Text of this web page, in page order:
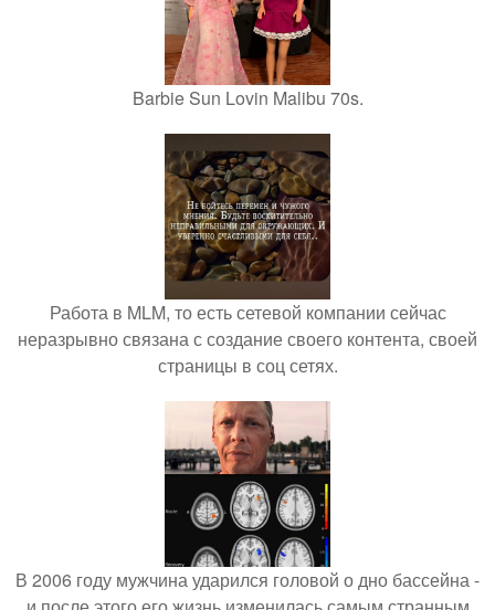
Barbie Sun Lovin Malibu 70s.
Работа в MLM, то есть сетевой компании сейчас
неразрывно связана с создание своего контента, своей
страницы в соц сетях.
В 2006 году мужчина ударился головой о дно бассейна -